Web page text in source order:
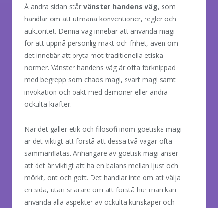
Å andra sidan står vänster handens väg, som
handlar om att utmana konventioner, regler och
auktoritet. Denna väg innebär att använda magi
för att uppnå personlig makt och frihet, även om
det innebär att bryta mot traditionella etiska
normer. Vänster handens väg är ofta förknippad
med begrepp som chaos magi, svart magi samt
invokation och pakt med demoner eller andra
ockulta krafter.
När det gäller etik och filosofi inom goëtiska magi
är det viktigt att förstå att dessa två vägar ofta
sammanflätas. Anhängare av goëtisk magi anser
att det är viktigt att ha en balans mellan ljust och
mörkt, ont och gott. Det handlar inte om att välja
en sida, utan snarare om att förstå hur man kan
använda alla aspekter av ockulta kunskaper och